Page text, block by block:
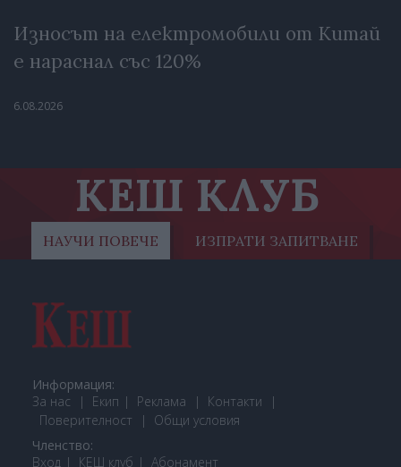
Износът на електромобили от Китай
е нараснал със 120%
6.08.2026
КЕШ КЛУБ
НАУЧИ ПОВЕЧЕ ИЗПРАТИ ЗАПИТВАНЕ
Информация:
За нас
Екип Реклама
Контакти
Поверителност
Общи условия
Членство:
Вход
КЕШ клуб Абонамент